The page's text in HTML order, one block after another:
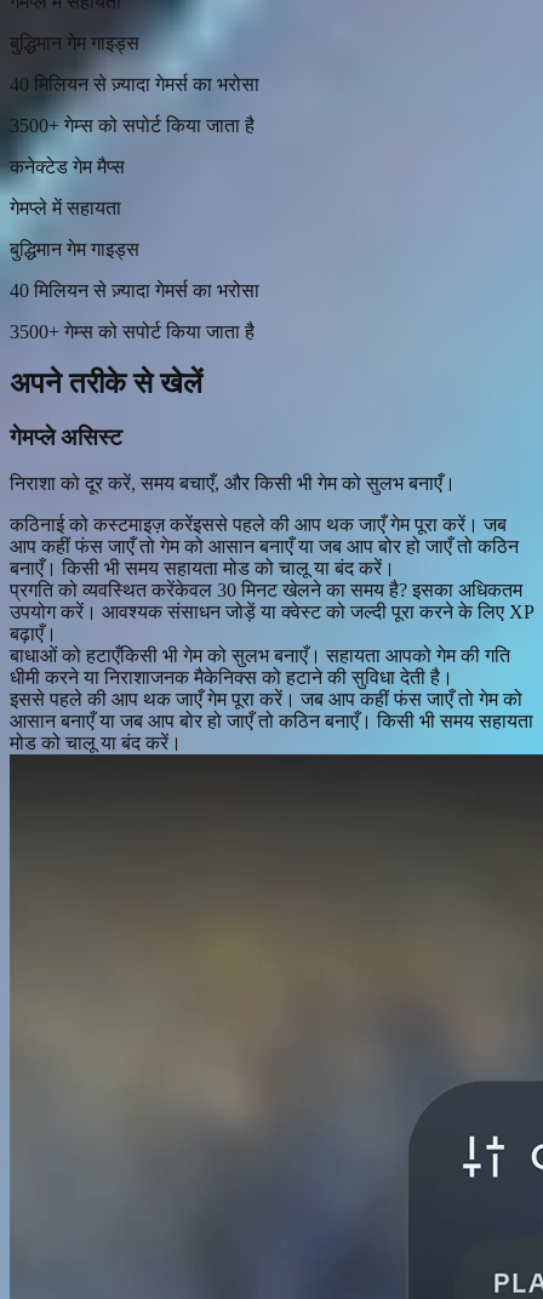
बुद्धिमान गेम गाइड्स
40 मिलियन से ज़्यादा गेमर्स का भरोसा
3500+ गेम्स को सपोर्ट किया जाता है
कनेक्टेड गेम मैप्स
गेमप्ले में सहायता
बुद्धिमान गेम गाइड्स
40 मिलियन से ज़्यादा गेमर्स का भरोसा
3500+ गेम्स को सपोर्ट किया जाता है
अपने तरीके से खेलें
गेमप्ले असिस्ट
निराशा को दूर करें, समय बचाएँ, और किसी भी गेम को सुलभ बनाएँ।
कठिनाई को कस्टमाइज़ करेंइससे पहले की आप थक जाएँ गेम पूरा करें। जब
आप कहीं फंस जाएँ तो गेम को आसान बनाएँ या जब आप बोर हो जाएँ तो कठिन
बनाएँ। किसी भी समय सहायता मोड को चालू या बंद करें।
प्रगति को व्यवस्थित करेंकेवल 30 मिनट खेलने का समय है? इसका अधिकतम
उपयोग करें। आवश्यक संसाधन जोड़ें या क्वेस्ट को जल्दी पूरा करने के लिए XP
बढ़ाएँ।
बाधाओं को हटाएँकिसी भी गेम को सुलभ बनाएँ। सहायता आपको गेम की गति
धीमी करने या निराशाजनक मैकेनिक्स को हटाने की सुविधा देती है।
इससे पहले की आप थक जाएँ गेम पूरा करें। जब आप कहीं फंस जाएँ तो गेम को
आसान बनाएँ या जब आप बोर हो जाएँ तो कठिन बनाएँ। किसी भी समय सहायता
मोड को चालू या बंद करें।